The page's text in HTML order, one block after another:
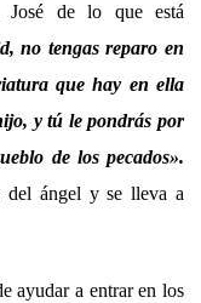
José de lo que está
no tengas reparo en
que hay en ella
y tú le pondrás por
de los pecados».
del ángel y se lleva a
ayudar a entrar en los